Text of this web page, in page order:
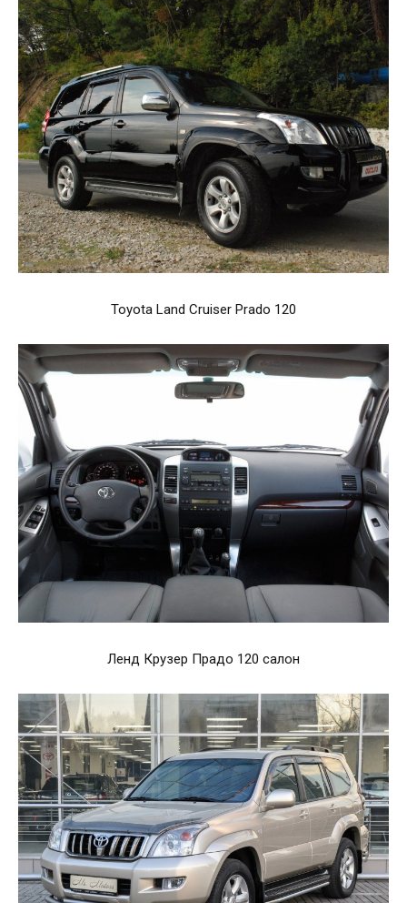
Toyota Land Cruiser Prado 120
Ленд Крузер Прадо 120 салон